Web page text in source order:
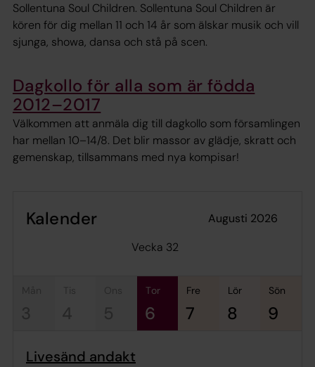
Sollentuna Soul Children. Sollentuna Soul Children är
kören för dig mellan 11 och 14 år som älskar musik och vill
sjunga, showa, dansa och stå på scen.
Dagkollo för alla som är födda
2012–2017
Välkommen att anmäla dig till dagkollo som församlingen
har mellan 10–14/8. Det blir massor av glädje, skratt och
gemenskap, tillsammans med nya kompisar!
Kalender
augusti 2026
Vecka 32
tis
4
tor
6
fre
7
lör
8
sön
9
Livesänd andakt